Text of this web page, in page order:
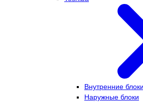
Внутренние блоки
Наружные блоки